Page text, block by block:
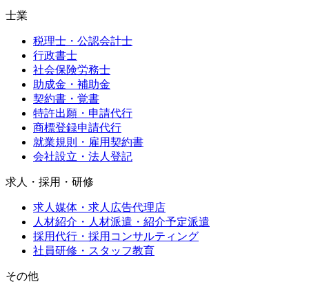
士業
税理士・公認会計士
行政書士
社会保険労務士
助成金・補助金
契約書・覚書
特許出願・申請代行
商標登録申請代行
就業規則・雇用契約書
会社設立・法人登記
求人・採用・研修
求人媒体・求人広告代理店
人材紹介・人材派遣・紹介予定派遣
採用代行・採用コンサルティング
社員研修・スタッフ教育
その他